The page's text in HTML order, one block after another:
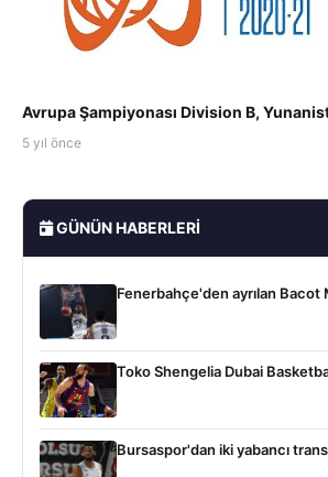
Avrupa Şampiyonası Division B,
5 yıl önce
GÜNÜN HABERLERI
Fenerbahçe'den ayrılan Bacot
Toko Shengelia Dubai
Bursaspor'dan iki yabancı